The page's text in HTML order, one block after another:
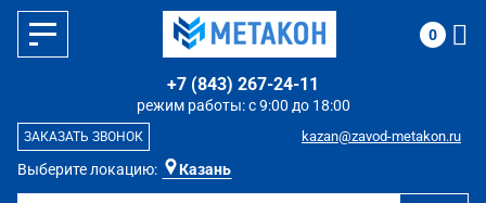
Выберите локацию: Казань
режим работы: с 9:00 до 18:00
+7 (843) 267-24-11
kazan@zavod-metakon.ru
ЗАКАЗАТЬ ЗВОНОК
0